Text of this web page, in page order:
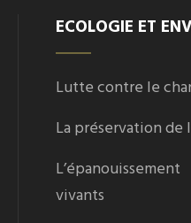
ECOLOGIE ET
Lutte contre le
La préservation
vivants